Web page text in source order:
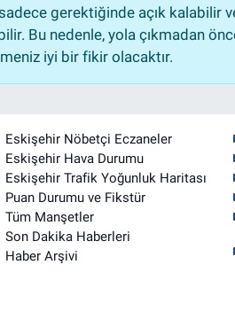
gerektiğinde açık kalabilir
Bu nedenle, yola çıkmadan
iyi bir fikir olacaktır.
Eskişehir Nöbetçi Eczaneler
Eskişehir Hava Durumu
Eskişehir Trafik Yoğunluk Haritası
Puan Durumu ve Fikstür
Tüm Manşetler
Son Dakika Haberleri
Haber Arşivi